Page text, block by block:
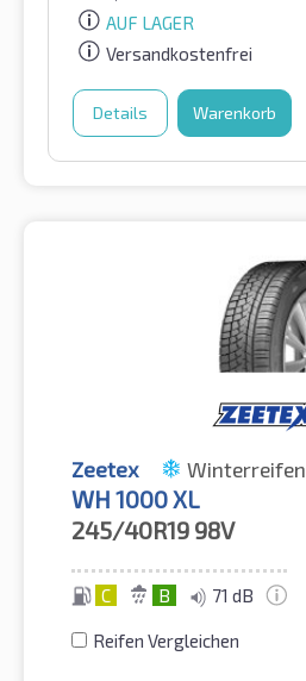
AUF LAGER
Versandkostenfrei
Details Warenkorb
Zeetex Winterreifen
WH 1000 XL
245/40R19 98V
C B 71 dB
Reifen Vergleichen